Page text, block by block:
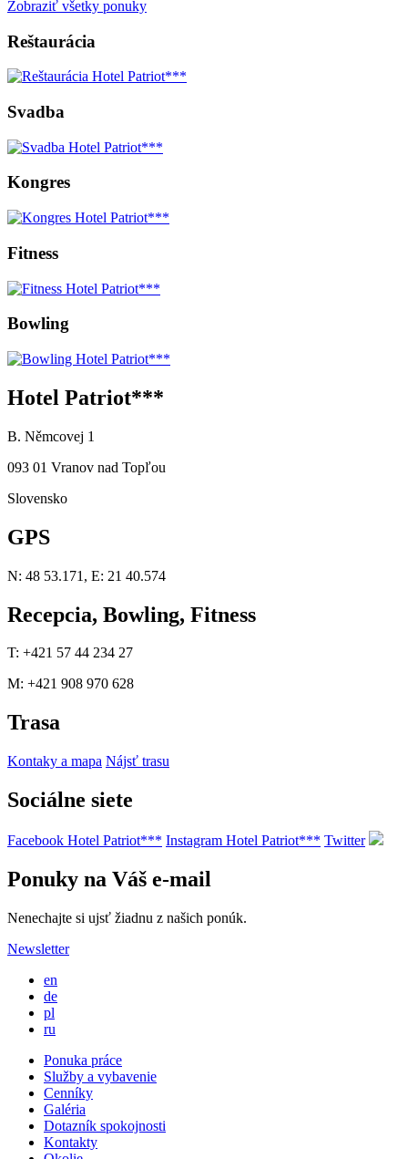
Zobraziť všetky ponuky
Reštaurácia
Svadba
Kongres
Fitness
Bowling
Hotel Patriot***
B. Němcovej 1
093 01 Vranov nad Topľou
Slovensko
GPS
N: 48 53.171, E: 21 40.574
Recepcia, Bowling, Fitness
T: +421 57 44 234 27
M: +421 908 970 628
Trasa
Kontaky a mapa Nájsť trasu
Sociálne siete
Facebook Hotel Patriot*** Instagram Hotel Patriot*** Twitter
Ponuky na Váš e-mail
Nenechajte si ujsť žiadnu z našich ponúk.
Newsletter
en
de
pl
ru
Ponuka práce
Služby a vybavenie
Cenníky
Galéria
Dotazník spokojnosti
Kontakty